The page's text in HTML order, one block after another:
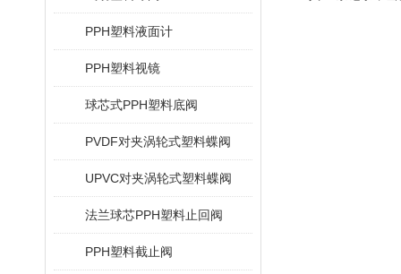
PPH塑料液面计
PPH塑料视镜
球芯式PPH塑料底阀
PVDF对夹涡轮式塑料蝶阀
UPVC对夹涡轮式塑料蝶阀
法兰球芯PPH塑料止回阀
PPH塑料截止阀